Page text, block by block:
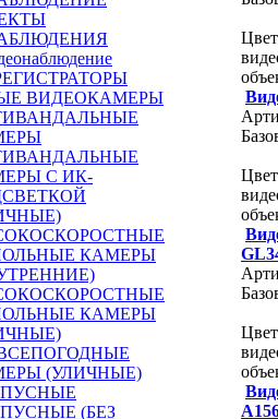
ВИДЕОКАМЕРЫ
С ИК-
КАМЕРЫ
КАМЕРЫ
(УЛИЧНЫЕ)
(БЕЗ